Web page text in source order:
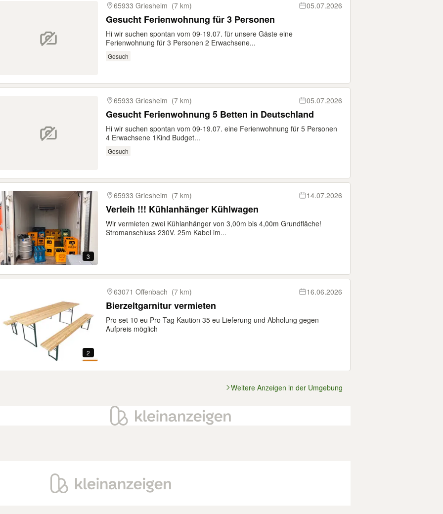
65933 Griesheim (7 km) 05.07.2026
Gesucht Ferienwohnung für 3 Personen
Hi wir suchen spontan vom 09-19.07. für unsere Gäste eine
Ferienwohnung für 3 Personen 2 Erwachsene...
Gesuch
65933 Griesheim (7 km) 05.07.2026
Gesucht Ferienwohnung 5 Betten in Deutschland
Hi wir suchen spontan vom 09-19.07. eine Ferienwohnung für 5 Personen
4 Erwachsene 1Kind Budget...
Gesuch
3
65933 Griesheim (7 km) 14.07.2026
Verleih !!! Kühlanhänger Kühlwagen
Wir vermieten zwei Kühlanhänger von 3,00m bis 4,00m Grundfläche!
Stromanschluss 230V. 25m Kabel im...
2
63071 Offenbach (7 km) 16.06.2026
Bierzeltgarnitur vermieten
Pro set 10 eu Pro Tag Kaution 35 eu Lieferung und Abholung gegen
Aufpreis möglich
Weitere Anzeigen in der Umgebung